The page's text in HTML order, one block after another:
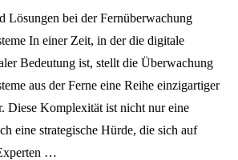
Lösungen bei der Fernüberwachung
In einer Zeit, in der die digitale
Bedeutung ist, stellt die Überwachung
aus der Ferne eine Reihe einzigartiger
Diese Komplexität ist nicht nur eine
eine strategische Hürde, die sich auf
…